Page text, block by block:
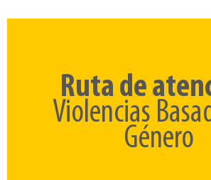
Ruta de
Violencias
Género